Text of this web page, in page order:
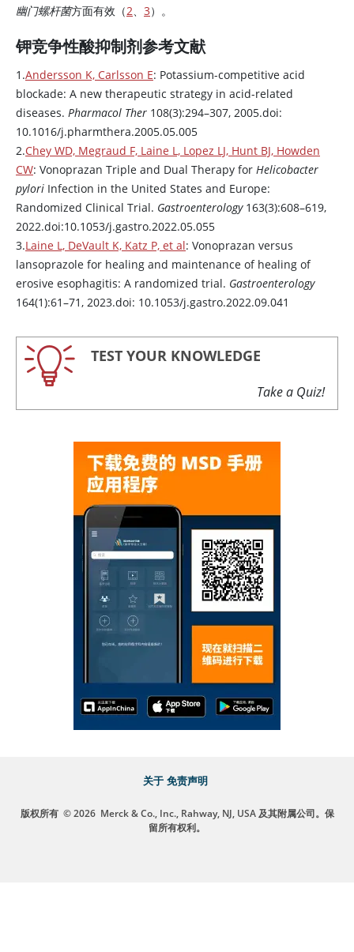
幽门螺杆菌方面有效（2、 3）。
钾竞争性酸抑制剂参考文献
1.Andersson K, Carlsson E: Potassium-competitive acid
blockade: A new therapeutic strategy in acid-related
diseases. Pharmacol Ther 108(3):294–307, 2005.doi:
10.1016/j.pharmthera.2005.05.005
2.Chey WD, Megraud F, Laine L, Lopez LJ, Hunt BJ, Howden
CW: Vonoprazan Triple and Dual Therapy for Helicobacter
pylori Infection in the United States and Europe:
Randomized Clinical Trial. Gastroenterology163(3):608–619,
2022.doi:10.1053/j.gastro.2022.05.055
3.Laine L, DeVault K, Katz P, et al: Vonoprazan versus
lansoprazole for healing and maintenance of healing of
erosive esophagitis: A randomized trial. Gastroenterology
164(1):61–71, 2023.doi: 10.1053/j.gastro.2022.09.041
TEST YOUR KNOWLEDGE
Take a Quiz!
关于 免责声明
版权所有 © 2026 Merck & Co., Inc., Rahway, NJ, USA 及其附属公司。保
留所有权利。